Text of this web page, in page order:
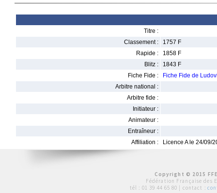
Titre :
Classement :
1757 F
Rapide :
1858 F
Blitz :
1843 F
Fiche Fide :
Fiche Fide de
Arbitre national :
Arbitre fide :
Initiateur :
Animateur :
Entraîneur :
Affiliation :
Licence A le 24/09/
Copyright © 2015
Fédération Française des
tél : 01 39 44 65 80 | contact :